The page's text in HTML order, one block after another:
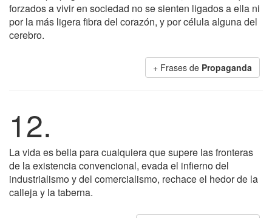
forzados a vivir en sociedad no se sienten ligados a ella ni
por la más ligera fibra del corazón, y por célula alguna del
cerebro.
+ Frases de Propaganda
12.
La vida es bella para cualquiera que supere las fronteras
de la existencia convencional, evada el infierno del
industrialismo y del comercialismo, rechace el hedor de la
calleja y la taberna.